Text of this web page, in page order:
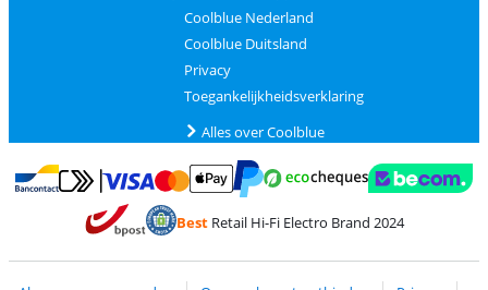
Coolblue Nederland
Coolblue Duitsland
Privacy
Toegankelijkheidsverklaring
Alles over Coolblue
Betalen met Bancontact
Betalen met MasterCard en Visa via ClickToPay
Betalen met PayPal
BestRetail Hi-Fi Electro Brand 2024